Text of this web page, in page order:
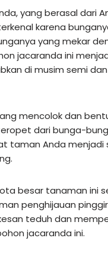
yang berasal dari
karena
yang mekar
jacaranda ini
di musim semi
mencolok dan
dari bunga-
taman Anda
besar tanaman ini
penghijauan
teduh dan
jacaranda ini.